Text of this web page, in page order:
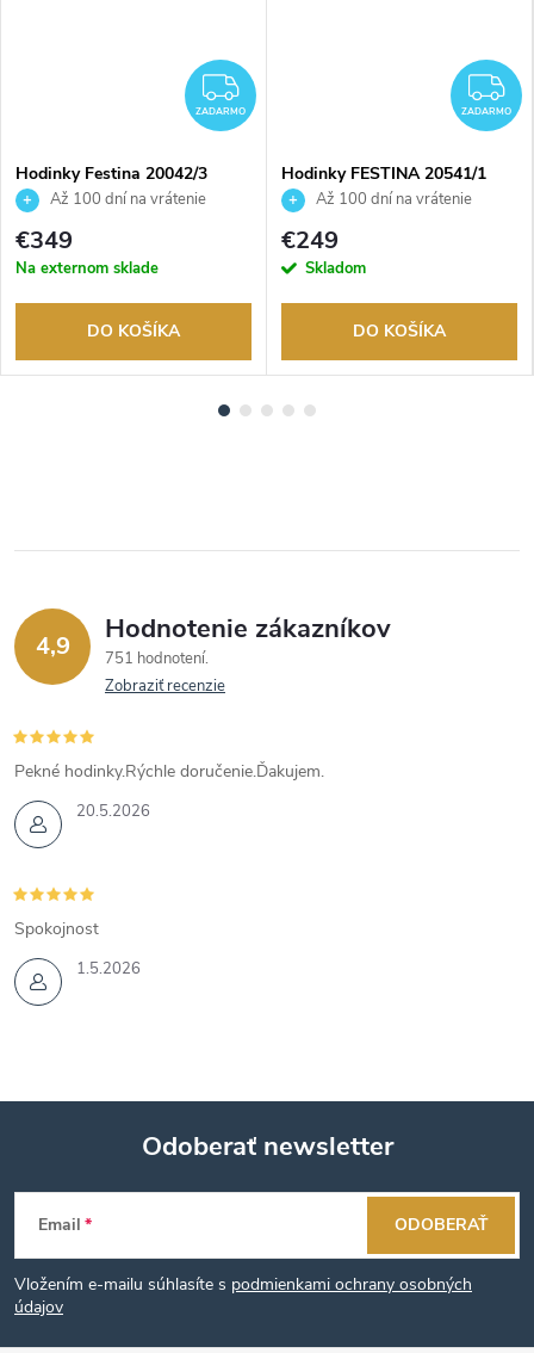
ZADARMO
ZADARMO
Hodinky Festina 20042/3
Až 100 dní na vrátenie
tovaru. Autorizovaný predajca.
€349
Na externom sklade
DO KOŠÍKA
ZADARMO
Hodinky FESTINA 20541/1
Až 100 dní na vrátenie
tovaru. Autorizovaný predajca.
€249
Skladom
DO KOŠÍKA
4,9 Hodnotenie zákazníkov
751 hodnotení
Zobraziť recenzie
20.5.2026
Pekné hodinky.Rýchle doručenie.Ďakujem.
1.5.2026
Spokojnost
Z
á
p
Odoberať newsletter
Email
Vložením e-mailu súhlasíte s podmienkami ochrany osobných
údajov
ODOBERAŤ